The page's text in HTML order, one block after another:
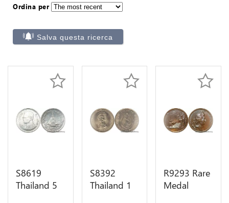
Ordina per
Salva questa ricerca
S8619
Thailand 5
S8392
Thailand 1
R9293 Rare
Medal